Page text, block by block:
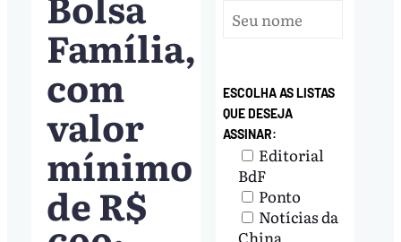
Família,
com
valor
mínimo
de R$
ESCOLHA AS LISTAS
QUE DESEJA
ASSINAR:
Editorial
BdF
Ponto
Notícias da
China